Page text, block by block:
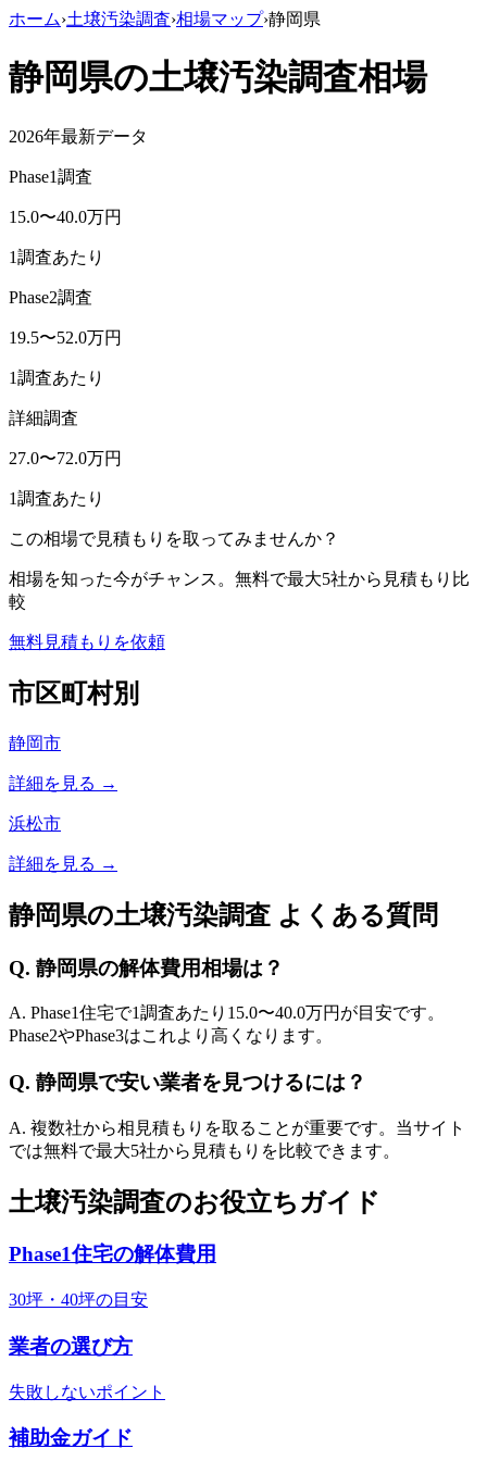
ホーム›土壌汚染調査›相場マップ›静岡県
静岡県の土壌汚染調査相場
2026年最新データ
Phase1調査
15.0〜40.0万円
1調査あたり
Phase2調査
19.5〜52.0万円
1調査あたり
詳細調査
27.0〜72.0万円
1調査あたり
この相場で見積もりを取ってみませんか？
相場を知った今がチャンス。無料で最大5社から見積もり比
較
無料見積もりを依頼
市区町村別
静岡市
詳細を見る →
浜松市
詳細を見る →
静岡県の土壌汚染調査 よくある質問
Q. 静岡県の解体費用相場は？
A. Phase1住宅で1調査あたり 15.0〜40.0万円が目安です。
Phase2やPhase3はこれより高くなります。
Q. 静岡県で安い業者を見つけるには？
A. 複数社から相見積もりを取ることが重要です。当サイト
では無料で最大5社から見積もりを比較できます。
土壌汚染調査のお役立ちガイド
Phase1住宅の解体費用
30坪・40坪の目安
業者の選び方
失敗しないポイント
補助金ガイド